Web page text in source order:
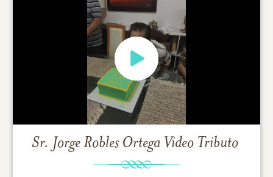
Sr. Jorge Robles Ortega Video Tributo